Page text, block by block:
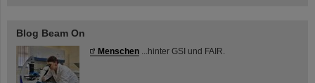
Blog Beam On
Menschen ...hinter GSI und FAIR.